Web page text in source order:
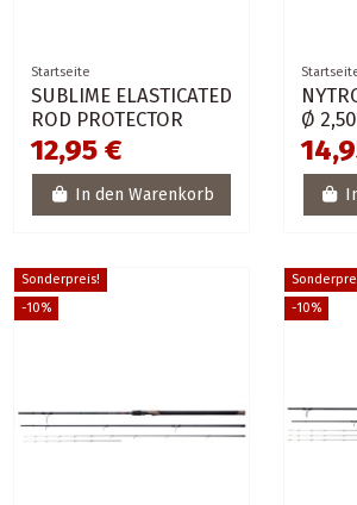
Startseite
SUBLIME ELASTICATED
ROD PROTECTOR
12,95 €
In den Warenkorb
Ø
Sonderpreis!
-10%
-10%